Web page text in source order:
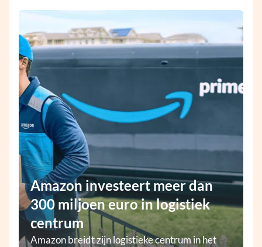
Amazon investeert meer dan
300 miljoen euro in logistiek
centrum
Amazon breidt zijn logistieke centrum in het